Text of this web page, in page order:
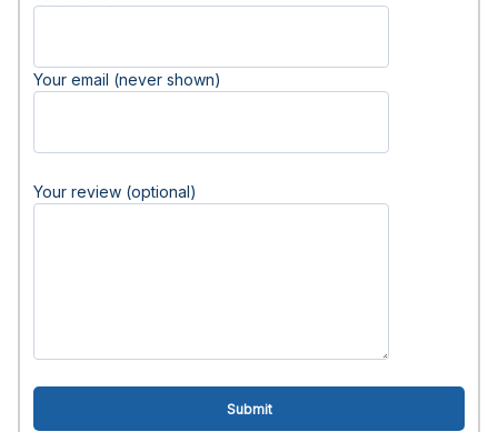
Your email (never shown)
Your review (optional)